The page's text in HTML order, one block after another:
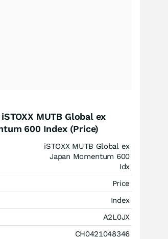
MUTB Global ex
600 Index (Price)
iSTOXX MUTB Global ex
Japan Momentum 600
Idx
Price
Index
A2L0JX
CH0421048346